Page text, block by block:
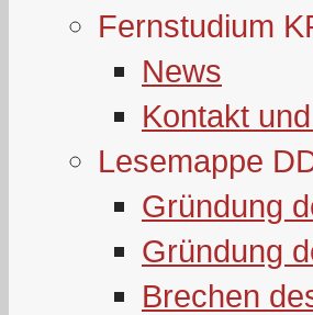
Fernstudium
News
Kontakt
Lesemappe
Gründung
Gründung
Brechen